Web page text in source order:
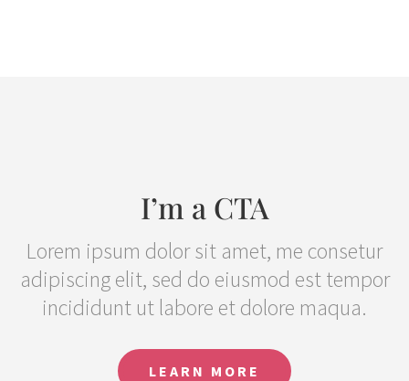
I’m a CTA
Lorem ipsum dolor sit amet, me consetur
adipiscing elit, sed do eiusmod est tempor
incididunt ut labore et dolore maqua.
LEARN MORE